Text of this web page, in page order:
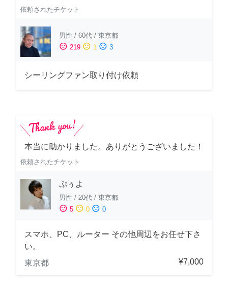
依頼されたチケット
男性 / 60代 / 東京都
sentiment_satisfied 219 sentiment_neutral 1 sentiment_dissatisfied 3
シーリングファン取り付け依頼
本当に助かりました。ありがとうございました！
依頼されたチケット
ぷぅよ
男性 / 20代 / 東京都
sentiment_satisfied 5 sentiment_neutral 0 sentiment_dissatisfied 0
スマホ、PC、ルーター その他周辺をお任せ下さ
い。
東京都
¥7,000